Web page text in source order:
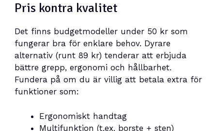
Pris kontra kvalitet
Det finns budgetmodeller under 50 kr som
fungerar bra för enklare behov. Dyrare
alternativ (runt 89 kr) tenderar att erbjuda
bättre grepp, ergonomi och hållbarhet.
Fundera på om du är villig att betala extra för
funktioner som:
Ergonomiskt handtag
Multifunktion (t.ex. borste + sten)